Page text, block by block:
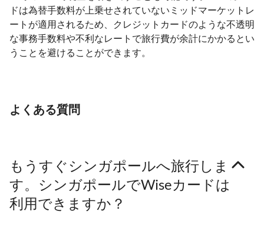
ドは為替手数料が上乗せされていないミッドマーケットレ
ートが適用されるため、クレジットカードのような不透明
な事務手数料や不利なレートで旅行費が余計にかかるとい
うことを避けることができます。
よくある質問
もうすぐシンガポールへ旅行しま
す。シンガポールでWiseカードは
利用できますか？